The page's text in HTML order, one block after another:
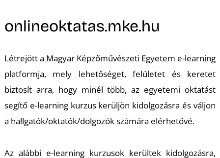
onlineoktatas.mke.hu
Létrejötta Magyar Képzőművészeti Egyetem e-learning
platformja, mely lehetőséget, felületet és keretet
biztosít arra, hogy minél több, az egyetemi oktatást
segítő e-learning kurzus kerüljön kidolgozásra és váljon
a hallgatók/oktatók/dolgozók számára elérhetővé.
Az alábbi e-learning kurzusok kerültek kidolgozásra,